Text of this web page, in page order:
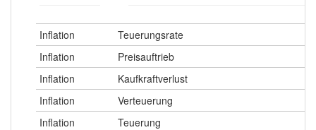
Inflation
Teuerungsrate
Inflation
Preisauftrieb
Inflation
Kaufkraftverlust
Inflation
Verteuerung
Inflation
Teuerung